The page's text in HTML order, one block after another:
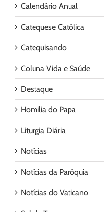
Calendário Anual
Catequese Católica
Catequisando
Coluna Vida e Saúde
Destaque
Homilia do Papa
Liturgia Diária
Notícias
Notícias da Paróquia
Notícias do Vaticano